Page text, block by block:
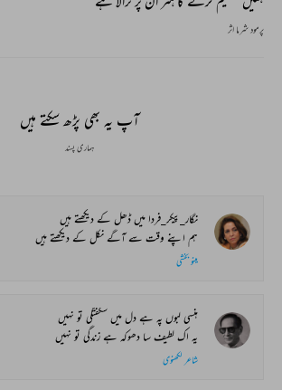
پرمود شرما اثر
آپ یہ بھی پڑھ سکتے ہیں
ہماری پسند
نگار‌_پیکر_فردا میں ڈھل کے دیکھتے ہیں
ہم اپنے وقت سے آگے نکل کے دیکھتے ہیں
مینو بخشی
ہنسی لبوں پہ ہے دل میں شگفتگی تو نہیں
یہ اک لطیف سا دھوکہ ہے زندگی تو نہیں
شاعر لکھنوی